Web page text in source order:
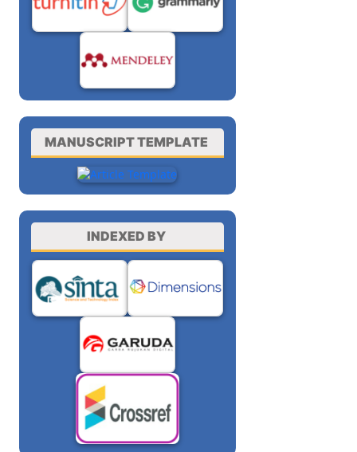
MANUSCRIPT TEMPLATE
INDEXED BY